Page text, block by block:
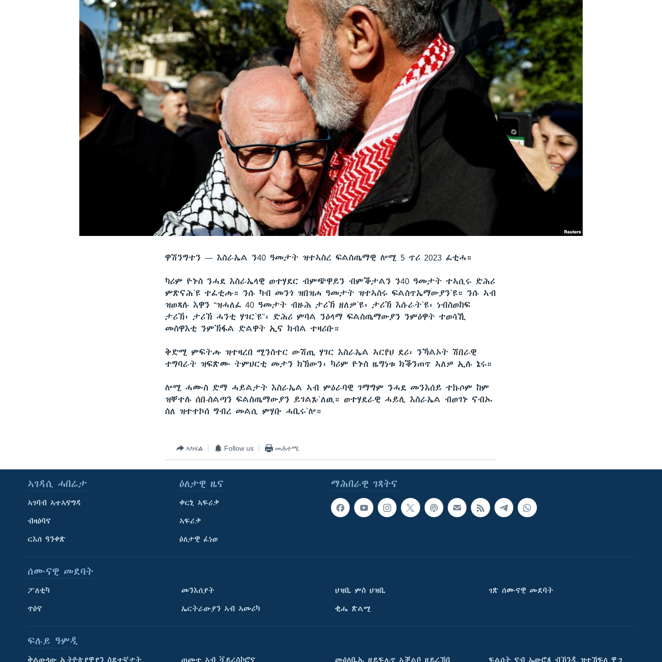
ትምህርቲ እንግሊዝኛ
ዋሽንግተን — እስራኤል ን40 ዓመታት ዝተኣስረ ፍልስጤማዊ ሎሚ 5 ጥሪ 2023 ፈቲሓ።
ካሪም ዮኑስ ንሓደ እስራኤላዊ ወተሃደር ብምጭዋይን ብምቕታልን ን40 ዓመታት ተኣሲሩ ድሕሪ
ምጽናሕ`ዩ ተፈቲሑ። ንሱ ካብ መንጎ ዝበዝሐ ዓመታት ዝተኣስሩ ፍልስጥኤማውያን`ዩ። ንሱ ኣብ
ዝወጻሉ እዋን “ዝሓለፈ 40 ዓመታት ብዙሕ ታሪኽ ዘለዎ`ዩ፡ ታሪኽ እሱራት`ዩ፡ ነብስወከፍ
ታሪኽ፡ ታሪኽ ሓንቲ ሃገር`ዩ"፡ ድሕሪ ምባል ንዕላማ ፍልስጤማውያን ንምዕዋት ተወሳኺ
መስዋእቲ ንምኽፋል ድልዋት ኢና ክብል ተዛሪቡ።
ቅድሚ ምፍትሑ ዝተዛረበ ሚንስተር ውሽጢ ሃገር እስራኤል ኣርየህ ደሪ፡ ንኻልኦት ሽበራዊ
ተግባራት ዝፍጽሙ ትምህርቲ መታን ክኸውን፡ ካሪም ዮኑስ ዜግነቱ ክቕንጠጥ ኣለዎ ኢሉ ኔሩ።
ሎሚ ሓሙስ ድማ ሓይልታት እስራኤል ኣብ ምዕራባዊ ገማግም ንሓደ መንእሰይ ተኩሶም ከም
ዝቐተሉ ሰበ-ስልጣን ፍልስጤማውያን ይገልጹ`ለዉ። ወተሃደራዊ ሓይሊ እስራኤል ብወገኑ ናብኡ
ስለ ዝተተኮሰ ግብረ መልሲ ምሃቡ ሓቢሩ`ሎ።
ኣካፍል Follow us መሕተሚ
ማሕበራዊ ገጻትና
ኣገዳሲ ሓበሬታ
ኣገባብ ኣተኣናግዳ
ብዛዕባና
ርእሰ ዓንቀጽ
ዕለታዊ ዜና
ቀርኒ ኣፍሪቃ
ኣፍሪቃ
ዕለታዊ ፈነወ
ሰሙናዊ መደባት
ፖለቲካ
ጥዕና
መንእሰያት
ኤርትራውያን ኣብ ኣመሪካ
ህዝቢ ምስ ህዝቢ
ቂሔ ጽልሚ
ገጽ ሰሙናዊ መደባት
ፍሉይ ዓምዲ